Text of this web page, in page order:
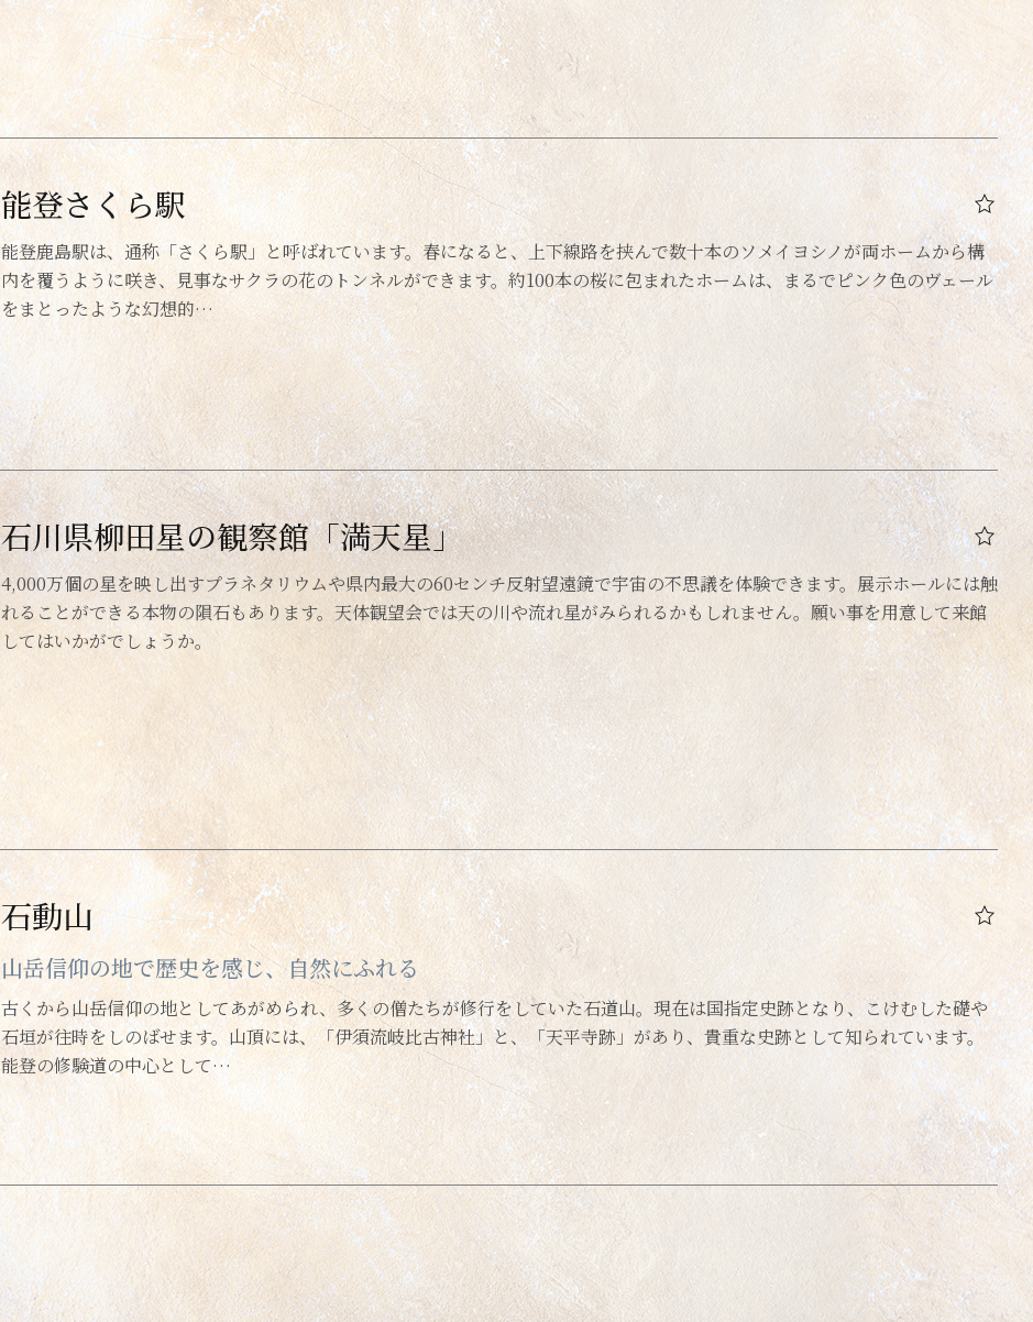
能登さくら駅
能登鹿島駅は、通称「さくら駅」と呼ばれています。春になると、上下線路を挟んで数十本のソメイヨシノが両ホームから構
内を覆うように咲き、見事なサクラの花のトンネルができます。約100本の桜に包まれたホームは、まるでピンク色のヴェール
をまとったような幻想的…
石川県柳田星の観察館「満天星」
4,000万個の星を映し出すプラネタリウムや県内最大の60センチ反射望遠鏡で宇宙の不思議を体験できます。展示ホールには触
れることができる本物の隕石もあります。天体観望会では天の川や流れ星がみられるかもしれません。願い事を用意して来館
してはいかがでしょうか。
石動山
山岳信仰の地で歴史を感じ、自然にふれる
古くから山岳信仰の地としてあがめられ、多くの僧たちが修行をしていた石道山。現在は国指定史跡となり、こけむした礎や
石垣が往時をしのばせます。山頂には、「伊須流岐比古神社」と、「天平寺跡」があり、貴重な史跡として知られています。
能登の修験道の中心として…